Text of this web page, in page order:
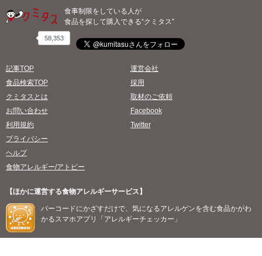
食事制限をしている人が
食品を探して購入できる“クミタス”
58,353
記事TOP
食品検索TOP
クミタスとは
お問い合わせ
利用規約
プライバシー
ヘルプ
食物アレルギー/アトピー
運営会社
採用
取材のご依頼
Facebook
Twitter
【ほかに運営する食物アレルギーサービス】
バーコードにかざすだけで、気になるアレルゲンを含む食品かがわ
かるスマホアプリ「アレルギーチェッカー」